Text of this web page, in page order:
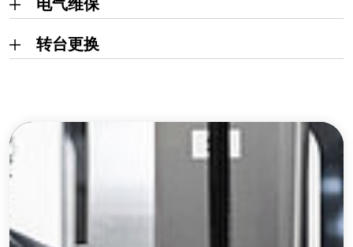
电气维保
转台更换